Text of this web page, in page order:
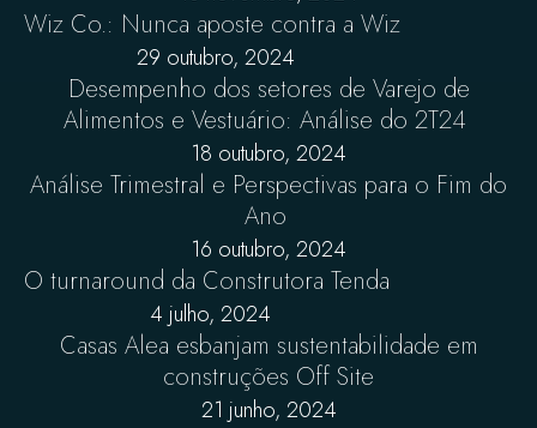
Wiz Co.: Nunca aposte contra a Wiz
29 outubro, 2024
Desempenho dos setores de Varejo de
Alimentos e Vestuário: Análise do 2T24
18 outubro, 2024
Análise Trimestral e Perspectivas para o Fim do
Ano
16 outubro, 2024
O turnaround da Construtora Tenda
4 julho, 2024
Casas Alea esbanjam sustentabilidade em
construções Off Site
21 junho, 2024